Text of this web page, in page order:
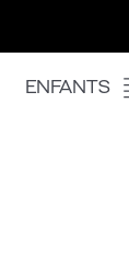
ENFANTS